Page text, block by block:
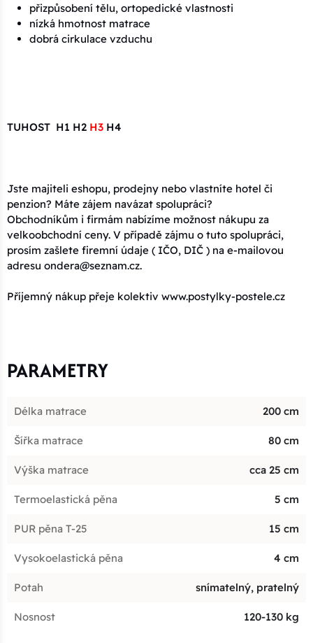
přizpůsobení tělu, ortopedické vlastnosti
nízká hmotnost matrace
dobrá cirkulace vzduchu
TUHOST H1 H2 H3 H4
Jste majiteli eshopu, prodejny nebo vlastníte hotel či
penzion? Máte zájem navázat spolupráci?
Obchodníkům i firmám nabízíme možnost nákupu za
velkoobchodní ceny. V případě zájmu o tuto spolupráci,
prosím zašlete firemní údaje ( IČO, DIČ ) na e-mailovou
adresu ondera@seznam.cz.
Příjemný nákup přeje kolektiv www.postylky-postele.cz
PARAMETRY
Délka matrace 200 cm
Šířka matrace 80 cm
Výška matrace cca 25 cm
Termoelastická pěna 5 cm
PUR pěna T-25 15 cm
Vysokoelastická pěna 4 cm
Potah snímatelný, pratelný
Nosnost 120-130 kg